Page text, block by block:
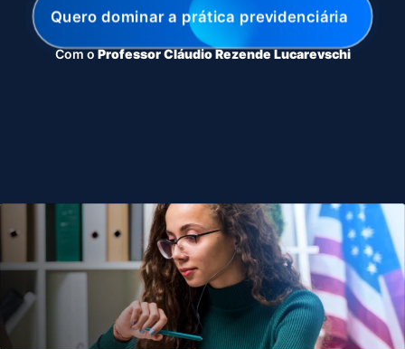
Quero dominar a prática previdenciária
Com oProfessor Cláudio Rezende Lucarevschi